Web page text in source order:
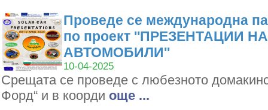
Проведе се международна
по проект ''ПРЕЗЕНТАЦИИ
АВТОМОБИЛИ''
10-04-2025
Срещата се проведе с любезното
Форд“ и в коорди oще ...